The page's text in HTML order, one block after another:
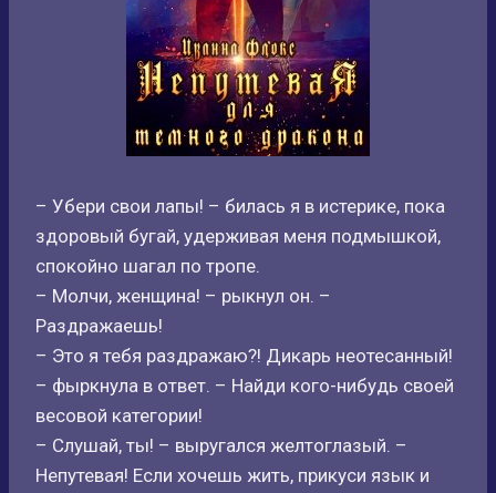
– Убери свои лапы! – билась я в истерике, пока
здоровый бугай, удерживая меня подмышкой,
спокойно шагал по тропе.
– Молчи, женщина! – рыкнул он. –
Раздражаешь!
– Это я тебя раздражаю?! Дикарь неотесанный!
– фыркнула в ответ. – Найди кого-нибудь своей
весовой категории!
– Слушай, ты! – выругался желтоглазый. –
Непутевая! Если хочешь жить, прикуси язык и